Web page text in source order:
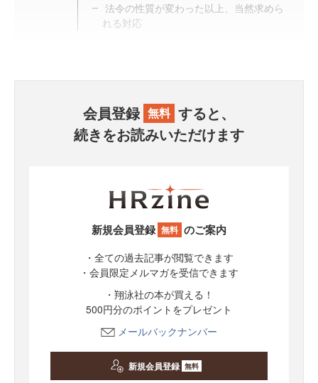
法令の性質が変わった以上、当然求めら
れる対応
会員登録 無料 すると、
続きをお読みいただけます
新規会員登録 無料 のご案内
・全ての過去記事が閲覧できます
・会員限定メルマガを受信できます
・翔泳社の本が買える！
500円分のポイントをプレゼント
メールバックナンバー
新規会員登録 無料